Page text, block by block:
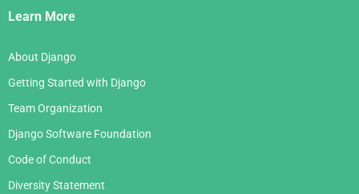
Links
Learn More
About Django
Getting Started with Django
Team Organization
Django Software Foundation
Code of Conduct
Diversity Statement